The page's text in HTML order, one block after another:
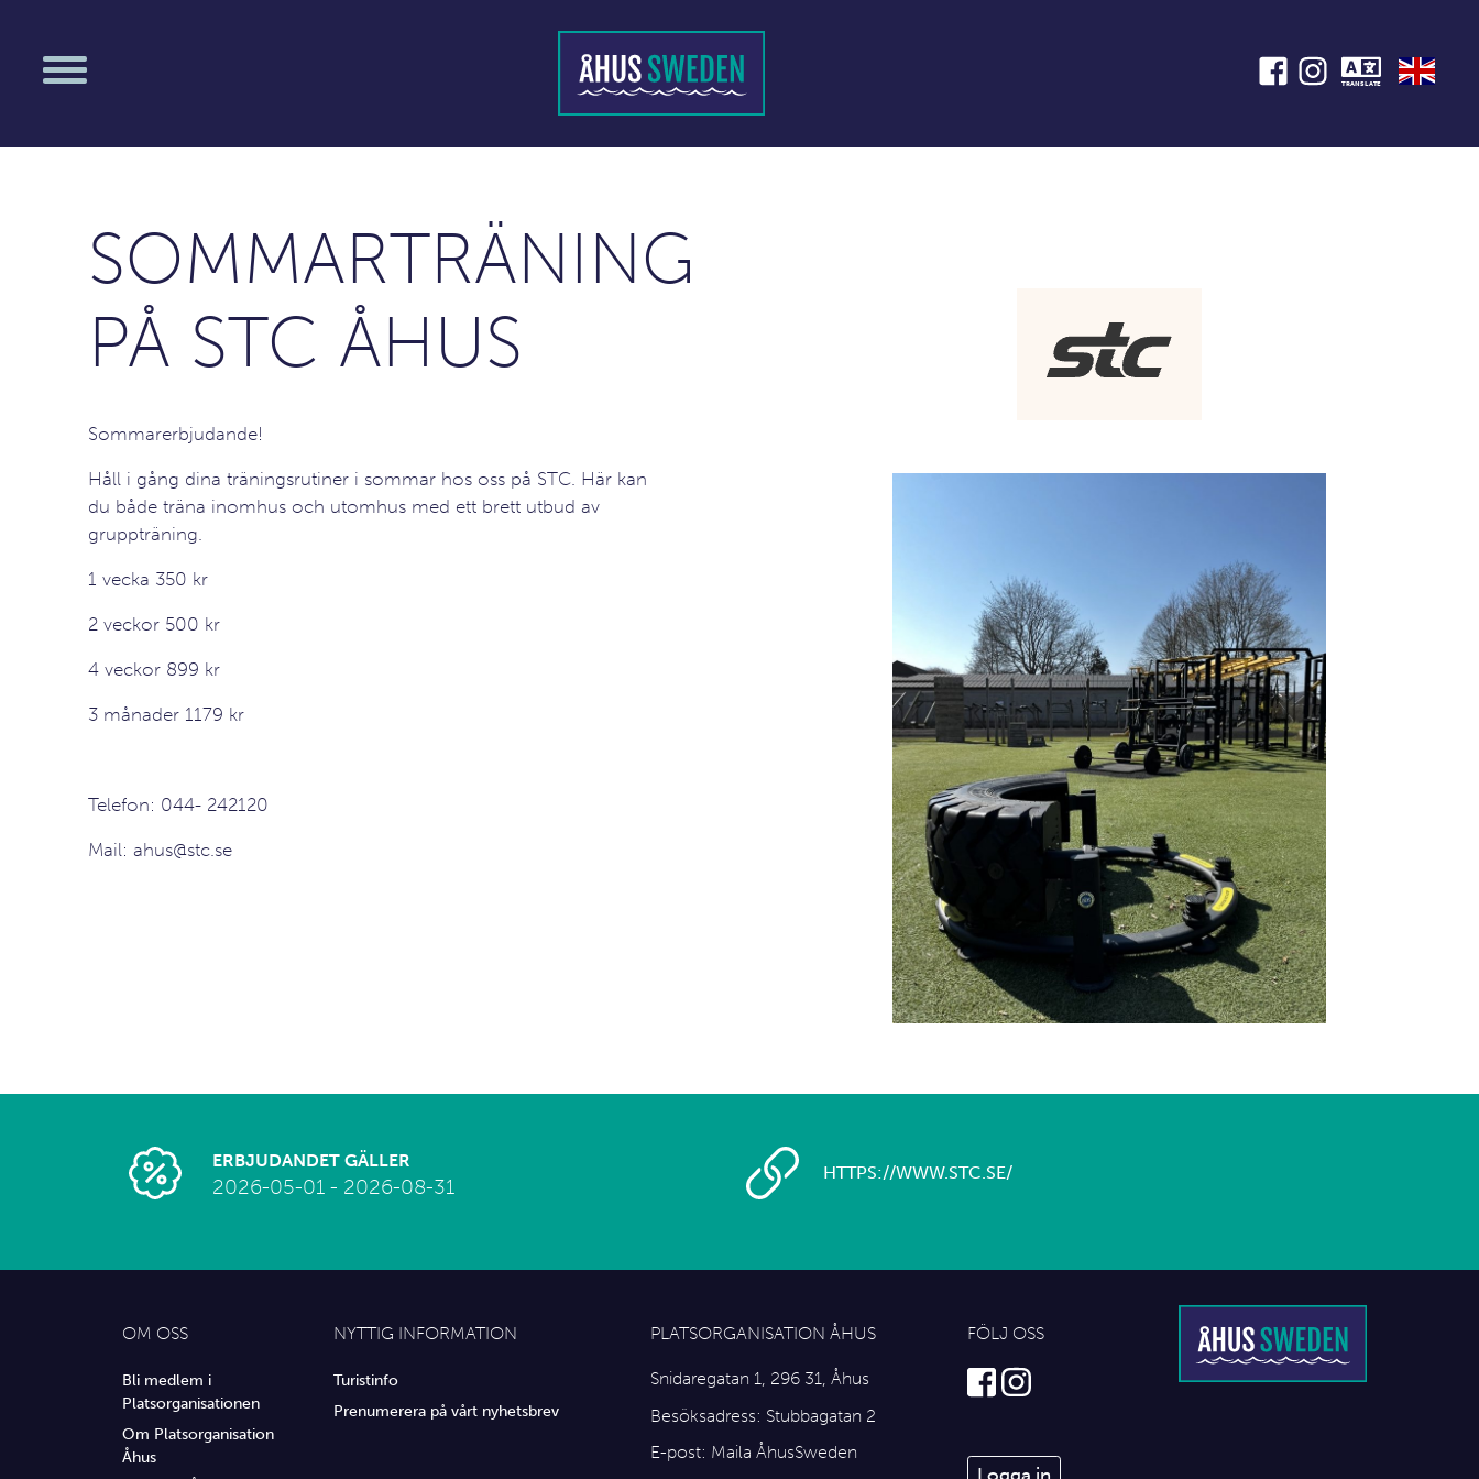
TRANSLATE
SOMMARTRÄNING
PÅ STC ÅHUS
Sommarerbjudande!
Håll i gång dina träningsrutiner i sommar hos oss på STC. Här kan
du både träna inomhus och utomhus med ett brett utbud av
gruppträning.
1 vecka 350 kr
2 veckor 500 kr
4 veckor 899 kr
3 månader 1179 kr
Telefon: 044- 242120
Mail: ahus@stc.se
ERBJUDANDET GÄLLER
2026-05-01 - 2026-08-31
HTTPS://WWW.STC.SE/
OM OSS
Bli medlem i
Platsorganisationen
Om Platsorganisation
Åhus
NYTTIG INFORMATION
Turistinfo
Prenumerera på vårt nyhetsbrev
PLATSORGANISATION ÅHUS
Snidaregatan 1, 296 31, Åhus
Besöksadress: Stubbagatan 2
E-post: Maila ÅhusSweden
FÖLJ OSS